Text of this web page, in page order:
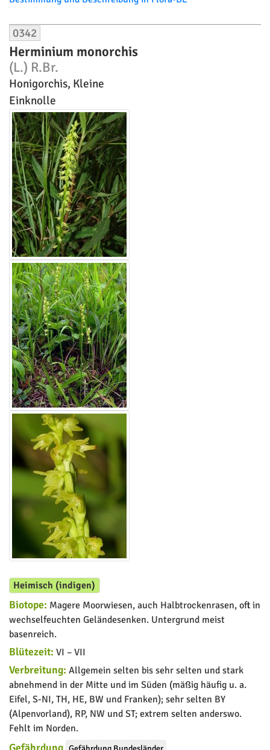
0342
Herminium monorchis
(L.) R.Br.
Honigorchis, Kleine
Einknolle
Heimisch (indigen)
Biotope: Magere Moorwiesen, auch Halbtrockenrasen, oft in
wechselfeuchten Geländesenken. Untergrund meist
basenreich.
Blütezeit: VI – VII
Verbreitung: Allgemein selten bis sehr selten und stark
abnehmend in der Mitte und im Süden (mäßig häufig u. a.
Eifel, S-NI, TH, HE, BW und Franken); sehr selten BY
(Alpenvorland), RP, NW und ST; extrem selten anderswo.
Fehlt im Norden.
Gefährdung